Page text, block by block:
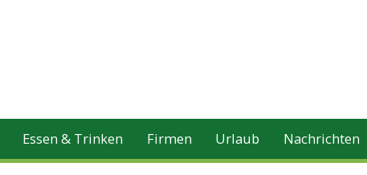
Essen & Trinken Firmen Urlaub Nachrichten